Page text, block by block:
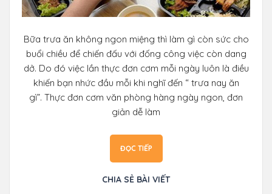
Bữa trưa ăn không ngon miệng thì làm gì còn sức cho
buổi chiều để chiến đấu với đống công việc còn dang
dở. Do đó việc lần thực đơn cơm mỗi ngày luôn là điều
khiến bạn nhức đầu mỗi khi nghĩ đến “ trưa nay ăn
gì”. Thực đơn cơm văn phòng hàng ngày ngon, đơn
giản dễ làm
ĐỌC TIẾP
CHIA SẺ BÀI VIẾT